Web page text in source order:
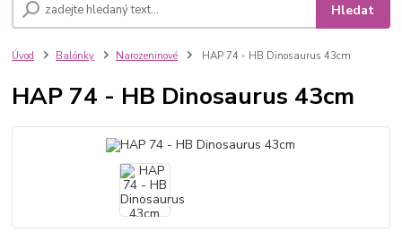
Hledat
Úvod Balónky Narozeninové HAP 74 - HB Dinosaurus 43cm
HAP 74 - HB Dinosaurus 43cm